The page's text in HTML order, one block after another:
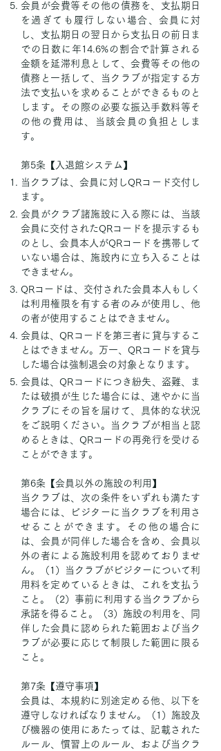
会員が会費等その他の債務を、支払期日
を過ぎても履行しない場合、会員に対
し、支払期日の翌日から支払日の前日ま
での日数に年14.6%の割合で計算される
金額を延滞利息として、会費等その他の
債務と一括して、当クラブが指定する方
法で支払いを求めることができるものと
します。その際の必要な振込手数料等そ
の他の費用は、当該会員の負担としま
す。
第5条【入退館システム】
当クラブは、会員に対しQRコード交付し
ます。
会員がクラブ諸施設に入る際には、当該
会員に交付されたQRコードを提示するも
のとし、会員本人がQRコードを携帯して
いない場合は、施設内に立ち入ることは
できません。
QRコードは、交付された会員本人もしく
は利用権限を有する者のみが使用し、他
の者が使用することはできません。
会員は、QRコードを第三者に貸与するこ
とはできません。万一、QRコードを貸与
した場合は強制退会の対象となります。
会員は、QRコードにつき紛失、盗難、ま
たは破損が生じた場合には、速やかに当
クラブにその旨を届けて、具体的な状況
をご説明ください。当クラブが相当と認
めるときは、QRコードの再発行を受ける
ことができます。
第6条【会員以外の施設の利用】
当クラブは、次の条件をいずれも満たす
場合には、ビジターに当クラブを利用さ
せることができます。その他の場合に
は、会員が同伴した場合を含め、会員以
外の者による施設利用を認めておりませ
ん。（1）当クラブがビジターについて利
用料を定めているときは、これを支払う
こと。（2）事前に利用する当クラブから
承諾を得ること。（3）施設の利用を、同
伴した会員に認められた範囲および当ク
ラブが必要に応じて制限した範囲に限る
こと。
第7条【遵守事項】
会員は、本規約に別途定める他、以下を
遵守しなければなりません。（1）施設及
び機器の使用にあたっては、記載された
ルール、慣習上のルール、および当クラ